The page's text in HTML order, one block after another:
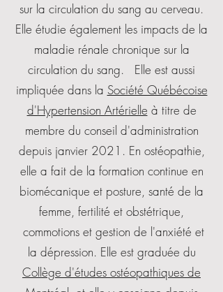
sur la circulation du sang au cerveau.
Elle étudie également les impacts de la
maladie rénale chronique sur la
circulation du sang. Elle est aussi
impliquée dans la Société Québécoise
d'Hypertension Artérielle à titre de
membre du conseil d'administration
depuis janvier 2021. En ostéopathie,
elle a fait de la formation continue en
biomécanique et posture, santé de la
femme, fertilité et obstétrique,
commotions et gestion de l'anxiété et
la dépression. Elle est graduée du
Collège d'études ostéopathiques de